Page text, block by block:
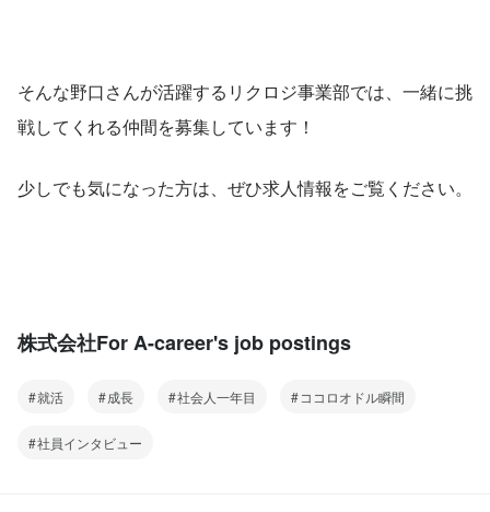
そんな野口さんが活躍するリクロジ事業部では、一緒に挑
戦してくれる仲間を募集しています！
少しでも気になった方は、ぜひ求人情報をご覧ください。
株式会社For A-career's job postings
就活 成長 社会人一年目 ココロオドル瞬間
社員インタビュー